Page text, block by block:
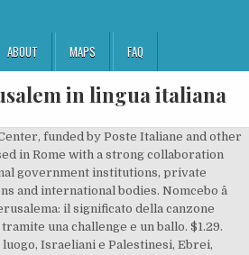
ABOUT MAPS FAQ
in lingua italiana
funded by Poste Italiane and other
in Rome with a strong collaboration
government institutions, private
and international bodies. Nomcebo â
il significato della canzone
una challenge e un ballo. $1.29.
Israeliani e Palestinesi, Ebrei,